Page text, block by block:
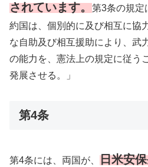
されています。第3条の規定
約国は、個別的に及び相互に協
な自助及び相互援助により、武
の能力を、憲法上の規定に従う
発展させる。」
第4条
第4条には、両国が、 日米安